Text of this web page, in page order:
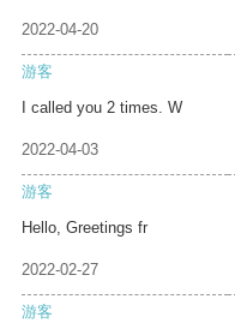
2022-04-20
游客
I called you 2 times. W
2022-04-03
游客
Hello, Greetings fr
2022-02-27
游客